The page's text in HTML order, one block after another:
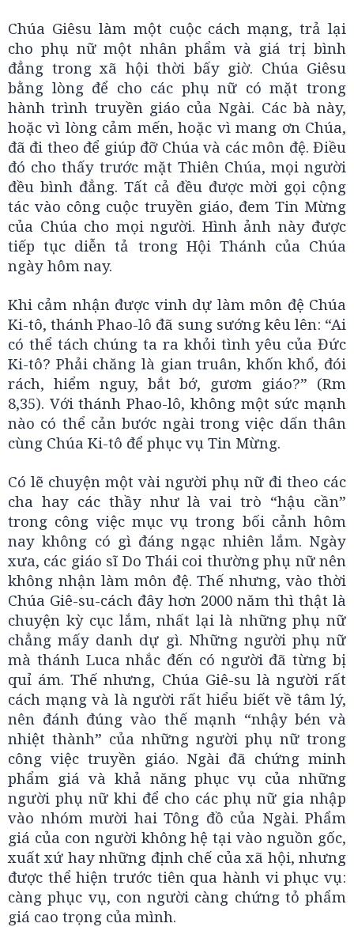
Chúa Giêsu làm một cuộc cách mạng, trả lại
cho phụ nữ một nhân phẩm và giá trị bình
đẳng trong xã hội thời bấy giờ. Chúa Giêsu
bằng lòng để cho các phụ nữ có mặt trong
hành trình truyền giáo của Ngài. Các bà này,
hoặc vì lòng cảm mến, hoặc vì mang ơn Chúa,
đã đi theo để giúp đỡ Chúa và các môn đệ. Điều
đó cho thấy trước mặt Thiên Chúa, mọi người
đều bình đẳng. Tất cả đều được mời gọi cộng
tác vào công cuộc truyền giáo, đem Tin Mừng
của Chúa cho mọi người. Hình ảnh này được
tiếp tục diễn tả trong Hội Thánh của Chúa
ngày hôm nay.
Khi cảm nhận được vinh dự làm môn đệ Chúa
Ki-tô, thánh Phao-lô đã sung sướng kêu lên: “Ai
có thể tách chúng ta ra khỏi tình yêu của Đức
Ki-tô? Phải chăng là gian truân, khốn khổ, đói
rách, hiểm nguy, bắt bớ, gươm giáo?” (Rm
8,35). Với thánh Phao-lô, không một sức mạnh
nào có thể cản bước ngài trong việc dấn thân
cùng Chúa Ki-tô để phục vụ Tin Mừng.
Có lẽ chuyện một vài người phụ nữ đi theo các
cha hay các thầy như là vai trò “hậu cần”
trong công việc mục vụ trong bối cảnh hôm
nay không có gì đáng ngạc nhiên lắm. Ngày
xưa, các giáo sĩ Do Thái coi thường phụ nữ nên
không nhận làm môn đệ. Thế nhưng, vào thời
Chúa Giê-su-cách đây hơn 2000 năm thì thật là
chuyện kỳ cục lắm, nhất lại là những phụ nữ
chẳng mấy danh dự gì. Những người phụ nữ
mà thánh Luca nhắc đến có người đã từng bị
quỉ ám. Thế nhưng, Chúa Giê-su là người rất
cách mạng và là người rất hiểu biết về tâm lý,
nên đánh đúng vào thế mạnh “nhậy bén và
nhiệt thành” của những người phụ nữ trong
công việc truyền giáo. Ngài đã chứng minh
phẩm giá và khả năng phục vụ của những
người phụ nữ khi để cho các phụ nữ gia nhập
vào nhóm mười hai Tông đồ của Ngài. Phẩm
giá của con người không hệ tại vào nguồn gốc,
xuất xứ hay những định chế của xã hội, nhưng
được thể hiện trước tiên qua hành vi phục vụ:
càng phục vụ, con người càng chứng tỏ phẩm
giá cao trọng của mình.